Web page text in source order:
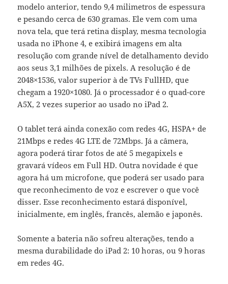
modelo anterior, tendo 9,4 milimetros de espessura
e pesando cerca de 630 gramas. Ele vem com uma
nova tela, que terá retina display, mesma tecnologia
usada no iPhone 4, e exibirá imagens em alta
resolução com grande nível de detalhamento devido
aos seus 3,1 milhões de pixels. A resolução é de
2048×1536, valor superior à de TVs FullHD, que
chegam a 1920×1080. Já o processador é o quad-core
A5X, 2 vezes superior ao usado no iPad 2.
O tablet terá ainda conexão com redes 4G, HSPA+ de
21Mbps e redes 4G LTE de 72Mbps. Já a câmera,
agora poderá tirar fotos de até 5 megapixels e
gravará vídeos em Full HD. Outra novidade é que
agora há um microfone, que poderá ser usado para
que reconhecimento de voz e escrever o que você
disser. Esse reconhecimento estará disponível,
inicialmente, em inglês, francês, alemão e japonês.
Somente a bateria não sofreu alterações, tendo a
mesma durabilidade do iPad 2: 10 horas, ou 9 horas
em redes 4G.